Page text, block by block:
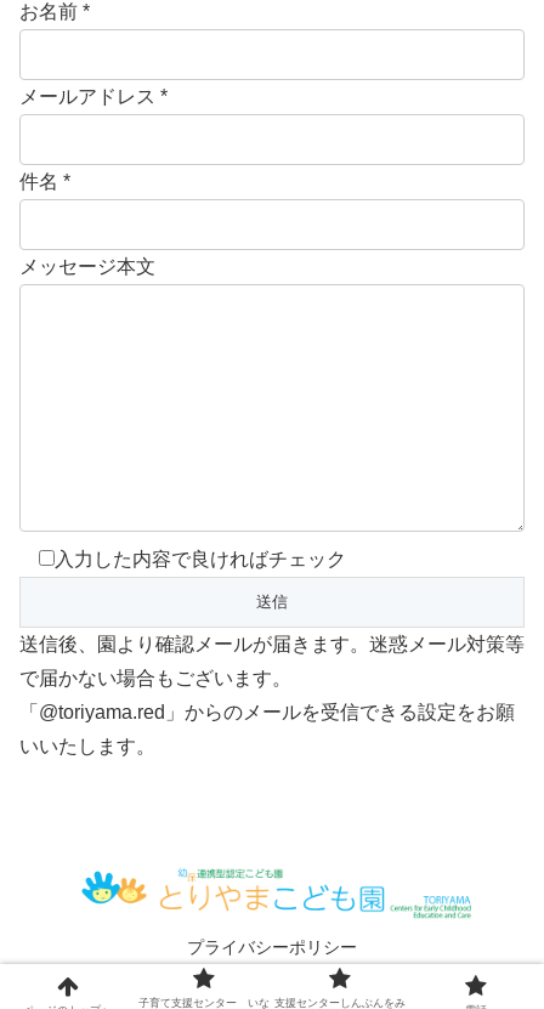
お名前 *
メールアドレス *
件名 *
メッセージ本文
入力した内容で良ければチェック
送信後、園より確認メールが届きます。迷惑メール対策等
で届かない場合もございます。
「@toriyama.red」からのメールを受信できる設定をお願
いいたします。
プライバシーポリシー
© 2016 いないいないばぁ！.
子育て支援センター いな 支援センターしんぶんをみ